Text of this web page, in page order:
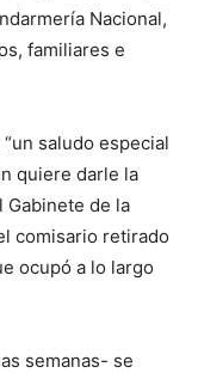
Nacional,
familiares e
saludo especial
quiere darle la
Gabinete de la
comisario retirado
ocupó a lo largo
semanas- se